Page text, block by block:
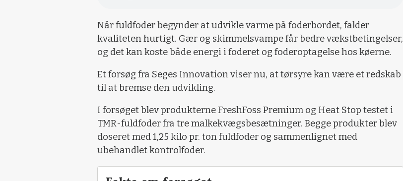
Når fuldfoder begynder at udvikle varme på foderbordet, falder
kvaliteten hurtigt. Gær og skimmelsvampe får bedre vækstbetingelser,
og det kan koste både energi i foderet og foderoptagelse hos køerne.
Et forsøg fra Seges Innovation viser nu, at tørsyre kan være et redskab
til at bremse den udvikling.
I forsøget blev produkterne FreshFoss Premium og Heat Stop testet i
TMR-fuldfoder fra tre malkekvægsbesætninger. Begge produkter blev
doseret med 1,25 kilo pr. ton fuldfoder og sammenlignet med
ubehandlet kontrolfoder.